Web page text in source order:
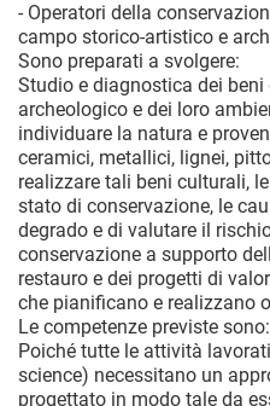
- Operatori della
campo storico-artistico e
Sono preparati a svolgere:
Studio e diagnostica dei
archeologico e dei loro
individuare la natura e
ceramici, metallici, lignei,
realizzare tali beni culturali,
stato di conservazione, le
degrado e di valutare il
conservazione a supporto
restauro e dei progetti di
che pianificano e realizzano
Le competenze previste sono:
Poiché tutte le attività
science) necessitano un
progettato in modo tale da